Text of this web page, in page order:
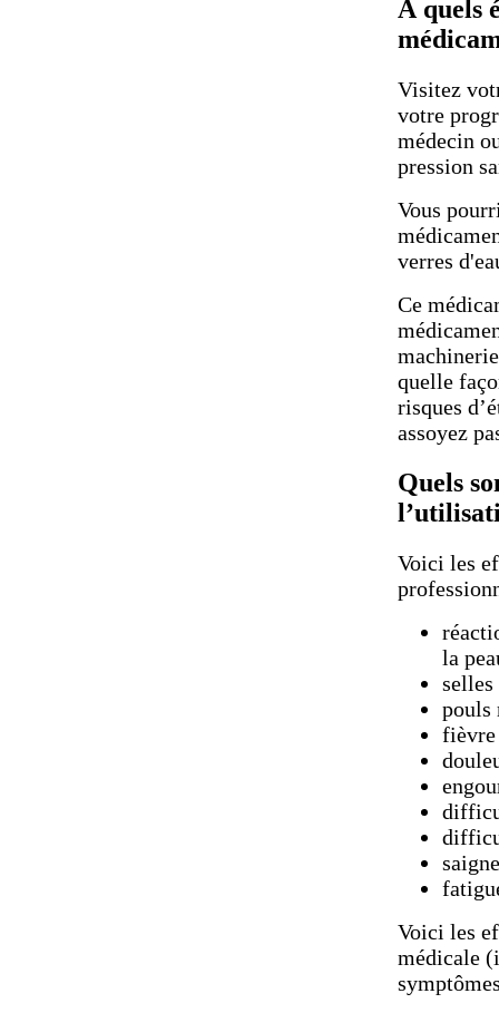
À quels
Visitez
votre
médecin
pression
Vous
verres
Ce
quelle
risques
assoyez
Quels
Voici les
la
selles
pouls
fièvre
Voici les
médicale